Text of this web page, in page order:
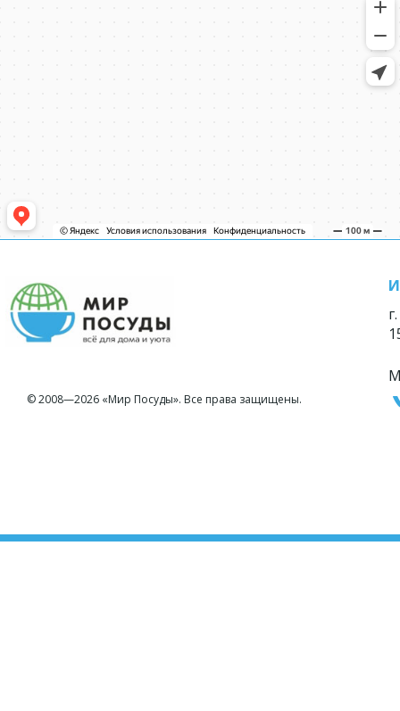
© 2008—2026 «Мир Посуды». Все права защищены.